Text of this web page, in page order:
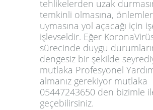
tehlikelerden uzak
temkinli olmasına,
uymasına yol açacağı için
işlevseldir. Eğer
sürecinde duygu
dengesiz bir şekilde
mutlaka Profesyonel
almanız gerekiyor mutlaka
05447243650 den bizimle
geçebilirsiniz.